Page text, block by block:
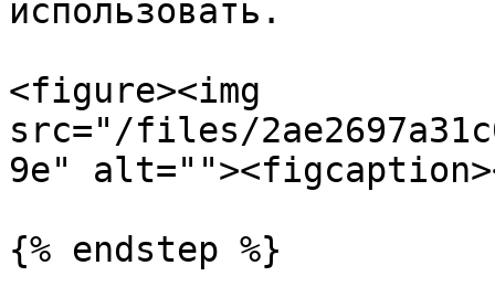
использовать.
<figure><img
src="/files/
9e"
{% endstep %}